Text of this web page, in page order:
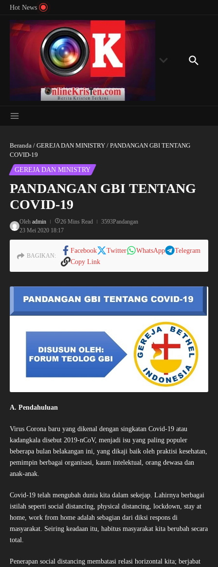
Lewati ke konten
Hot News
Beranda / GEREJA DAN MINISTRY / PANDANGAN GBI TENTANG
COVID-19
GEREJA DAN MINISTRY
PANDANGAN GBI TENTANG
COVID-19
Oleh admin 26 Mins Read
3593Pandangan
23 Mei 2020 18:17
BAGIKAN:
Facebook Twitter WhatsApp
Telegram
Copy Link
A. Pendahuluan
Virus Corona baru yang dikenal dengan singkatan Covid-19 atau
kadangkala disebut 2019-nCoV, menjadi isu yang paling populer
beberapa bulan belakangan ini, yang dikaji baik oleh praktisi kesehatan,
pemimpin berbagai organisasi, kaum intelektual, orang dewasa dan
anak-anak.
Covid-19 telah mengubah dunia kita dalam sekejap. Lahirnya berbagai
istilah seperti social distancing, physical distancing, lockdown, stay at
home, work from home adalah sebagian dari diksi respons di
masyarakat. Seiring keadaan itu, habitus masyarakat kita berubah secara
total.
Penerapan social distancing membatasi relasi horizontal kita; berjabat